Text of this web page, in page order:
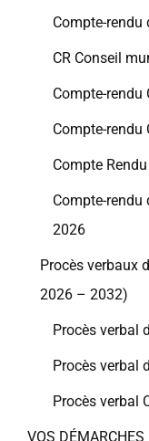
Compte-
CR Conseil
Compte-rendu
Compte-rendu
Compte
Compte-
2026
Procès verbaux
2026 – 2032)
Procès verbal
Procès verbal
Procès verbal
VOS DÉMARCHES